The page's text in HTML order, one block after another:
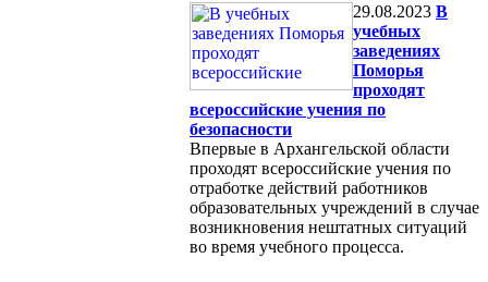
29.08.2023 В
учебных
заведениях
Поморья
проходят
всероссийские учения по
безопасности
Впервые в Архангельской области
проходят всероссийские учения по
отработке действий работников
образовательных учреждений в случае
возникновения нештатных ситуаций
во время учебного процесса.